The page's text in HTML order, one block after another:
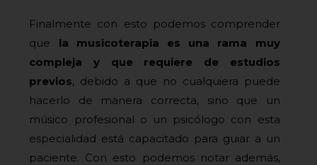
Finalmente con esto podemos comprender
que la musicoterapia es una rama muy
compleja y que requiere de estudios
previos, debido a que no cualquiera puede
hacerlo de manera correcta, sino que un
músico profesional o un psicólogo con esta
especialidad está capacitado para guiar a un
paciente. Con esto podemos notar además,